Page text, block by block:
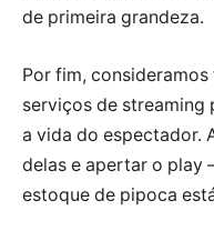
de primeira grandeza.
Por fim,
serviços de streaming
a vida do espectador.
delas e apertar o play
estoque de pipoca